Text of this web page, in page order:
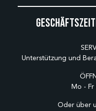
Unterstützung und
Mo - Fr
Oder über